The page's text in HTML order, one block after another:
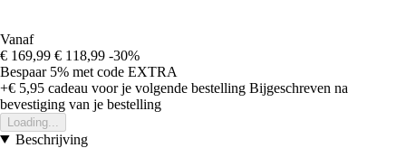
Vanaf
€ 169,99 € 118,99 -30%
Bespaar 5% met code EXTRA
+€ 5,95 cadeau voor je volgende bestelling Bijgeschreven na
bevestiging van je bestelling
Loading...
Beschrijving